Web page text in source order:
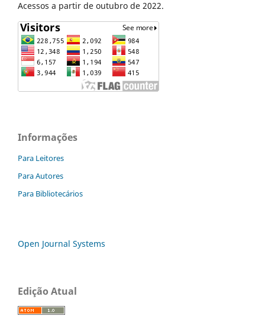
Acessos a partir de outubro de 2022.
Informações
Para Leitores
Para Autores
Para Bibliotecários
Open Journal Systems
Edição Atual